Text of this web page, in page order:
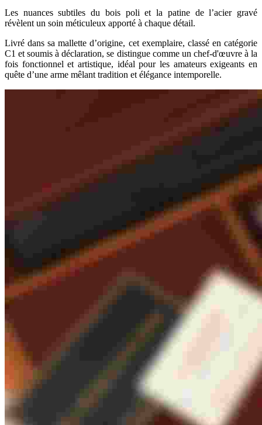
Les nuances subtiles du bois poli et la patine de l’acier gravé
révèlent un soin méticuleux apporté à chaque détail.
Livré dans sa mallette d’origine, cet exemplaire, classé en catégorie
C1 et soumis à déclaration, se distingue comme un chef-d'œuvre à la
fois fonctionnel et artistique, idéal pour les amateurs exigeants en
quête d’une arme mêlant tradition et élégance intemporelle.